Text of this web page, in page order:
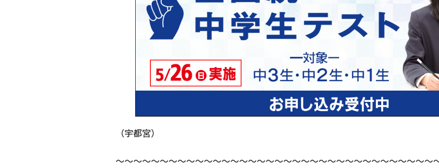
（宇都宮）
～～～～～～～～～～～～～～～～～～～～～～～～～～～～～～～～～～～～